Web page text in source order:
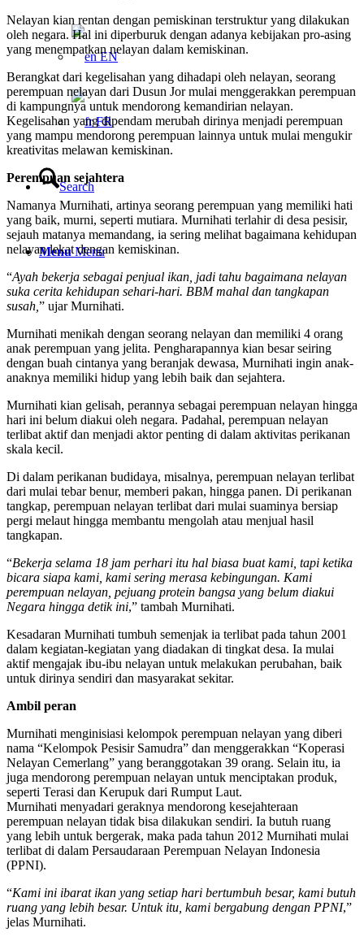
EN
FR
Search
Menu Menu
Nelayan kian rentan dengan pemiskinan terstruktur yang dilakukan
oleh negara. Hal ini diperburuk dengan adanya kebijakan pro-asing
yang menempatkan nelayan dalam kemiskinan.
Berangkat dari kegelisahan yang dihadapi oleh nelayan, seorang
perempuan nelayan dari Dusun Jor mulai menggerakkan perempuan
di kampungnya untuk mendorong kemandirian nelayan.
Kegelisahan yang dipendam merubah dirinya menjadi perempuan
yang mampu mendorong perempuan lainnya untuk mulai mengukir
kreativitas melawan kemiskinan.
Perempuan sejahtera
Namanya Murnihati, artinya seorang perempuan yang memiliki hati
yang baik, murni, seperti mutiara. Murnihati terlahir di desa pesisir,
sejauh matanya memandang, ia sering melihat bagaimana kehidupan
nelayan lekat dengan kemiskinan.
“Ayah bekerja sebagai penjual ikan, jadi tahu bagaimana nelayan
suka cerita kehidupan sehari-hari. BBM mahal dan tangkapan
susah, ” ujar Murnihati.
Murnihati menikah dengan seorang nelayan dan memiliki 4 orang
anak perempuan yang jelita. Pengharapannya kian besar seiring
dengan buah cintanya yang beranjak dewasa, Murnihati ingin anak-
anaknya memiliki hidup yang lebih baik dan sejahtera.
Murnihati kian gelisah, perannya sebagai perempuan nelayan hingga
hari ini belum diakui oleh negara. Padahal, perempuan nelayan
terlibat aktif dan menjadi aktor penting di dalam aktivitas perikanan
skala kecil.
Di dalam perikanan budidaya, misalnya, perempuan nelayan terlibat
dari mulai tebar benur, memberi pakan, hingga panen. Di perikanan
tangkap, perempuan nelayan terlibat dari mulai suaminya bersiap
pergi melaut hingga membantu mengolah atau menjual hasil
tangkapan.
“Bekerja selama 18 jam perhari itu hal biasa buat kami, tapi ketika
bicara siapa kami, kami sering merasa kebingungan. Kami
perempuan nelayan, pejuang protein bangsa yang belum diakui
Negara hingga detik ini,” tambah Murnihati.
Kesadaran Murnihati tumbuh semenjak ia terlibat pada tahun 2001
dalam kegiatan-kegiatan yang diadakan di tingkat desa. Ia mulai
aktif mengajak ibu-ibu nelayan untuk melakukan perubahan, baik
untuk dirinya sendiri dan masyarakat sekitar.
Ambil peran
Murnihati menginisiasi kelompok perempuan nelayan yang diberi
nama “Kelompok Pesisir Samudra” dan menggerakkan “Koperasi
Nelayan Cemerlang” yang beranggotakan 39 orang. Selain itu, ia
juga mendorong perempuan nelayan untuk menciptakan produk,
seperti Terasi dan Kerupuk dari Rumput Laut.
Murnihati menyadari geraknya mendorong kesejahteraan
perempuan nelayan tidak bisa dilakukan sendiri. Ia butuh ruang
yang lebih untuk bergerak, maka pada tahun 2012 Murnihati mulai
terlibat di dalam Persaudaraan Perempuan Nelayan Indonesia
(PPNI).
“Kami ini ibarat ikan yang setiap hari bertumbuh besar, kami butuh
ruang yang lebih besar. Untuk itu, kami bergabung dengan PPNI,”
jelas Murnihati.